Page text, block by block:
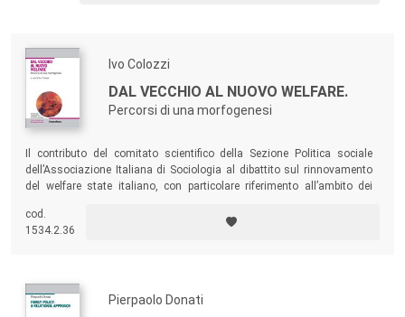
Ivo Colozzi
DAL VECCHIO AL NUOVO WELFARE.
Percorsi di una morfogenesi
Il contributo del comitato scientifico della Sezione Politica sociale
dell’Associazione Italiana di Sociologia al dibattito sul rinnovamento
del welfare state italiano, con particolare riferimento all’ambito dei
cod.
1534.2.36
Pierpaolo Donati